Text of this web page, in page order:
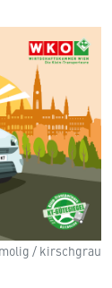
/ kirschgrau